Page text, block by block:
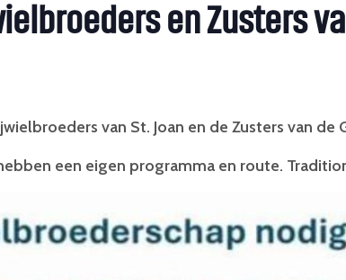
en Zusters
van St. Joan en de Zusters van
een eigen programma en route.